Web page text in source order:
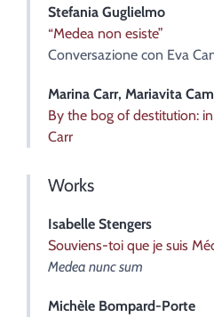
Stefania Guglielmo
“Medea non esiste”
Conversazione con Eva
Marina Carr, Mariavita
By the bog of destitution:
Carr
Works
Isabelle Stengers
Souviens-toi que je suis
Medea nunc sum
Michèle Bompard-Porte